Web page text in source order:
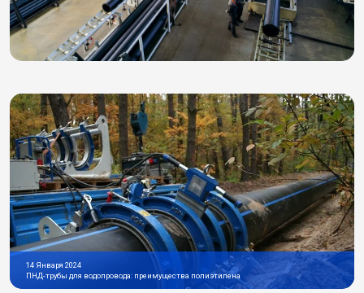
14 Января 2024
ПНД-трубы для водопровода: преимущества полиэтилена